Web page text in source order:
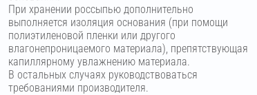
При хранении россыпью дополнительно
выполняется изоляция основания (при помощи
полиэтиленовой пленки или другого
влагонепроницаемого материала), препятствующая
капиллярному увлажнению материала.
В остальных случаях руководствоваться
требованиями производителя.